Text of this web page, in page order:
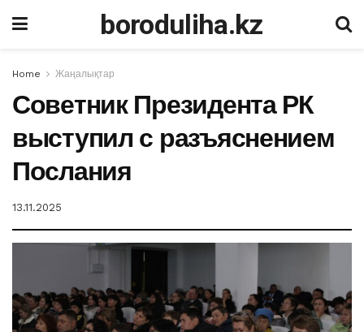
boroduliha.kz
Home Жаңалықтар
Советник Президента РК
выступил с разъяснением
Послания
13.11.2025